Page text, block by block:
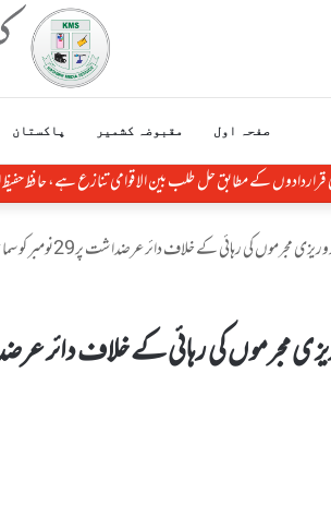
صفحہ اول مقبوضہ کشمیر پاکستان
اقوام متحدہ کی قراردادوں، بین الاقوامی قوانین کے منافی
کی رہائی کے خلاف دائر عرضداشت پر29نومبر کو سماعت کرے گی